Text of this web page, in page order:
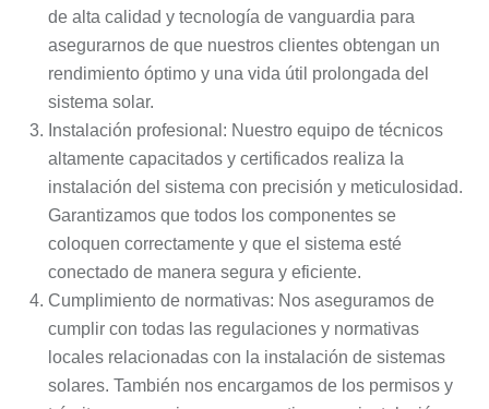
de alta calidad y tecnología de vanguardia para
asegurarnos de que nuestros clientes obtengan un
rendimiento óptimo y una vida útil prolongada del
sistema solar.
Instalación profesional: Nuestro equipo de técnicos
altamente capacitados y certificados realiza la
instalación del sistema con precisión y meticulosidad.
Garantizamos que todos los componentes se
coloquen correctamente y que el sistema esté
conectado de manera segura y eficiente.
Cumplimiento de normativas: Nos aseguramos de
cumplir con todas las regulaciones y normativas
locales relacionadas con la instalación de sistemas
solares. También nos encargamos de los permisos y